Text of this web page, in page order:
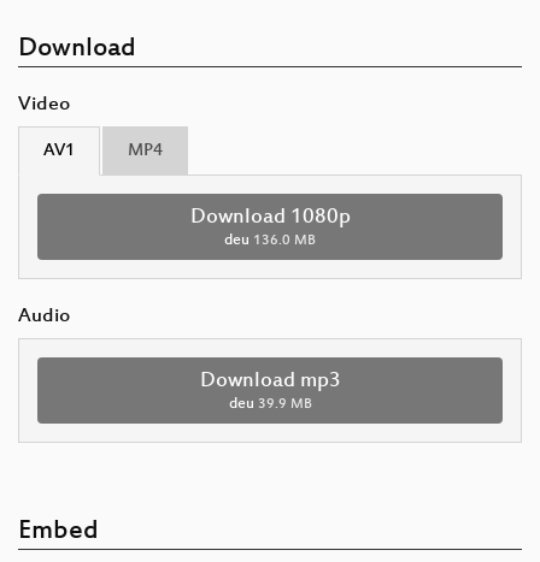
Download
Video
AV1 MP4
Download 1080p
deu 136.0 MB
Audio
Download mp3
deu 39.9 MB
Embed